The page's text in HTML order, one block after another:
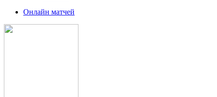
Онлайн матчей